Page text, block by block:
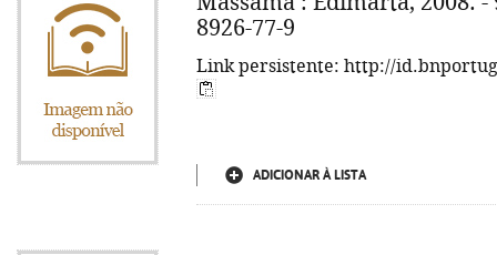
8926-77-9
Link persistente: http://
ADICIONAR À LISTA